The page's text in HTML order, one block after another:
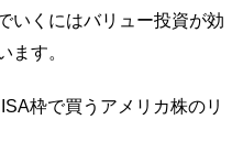
いくにはバリュー投資が効
ます。
枠で買うアメリカ株のリ